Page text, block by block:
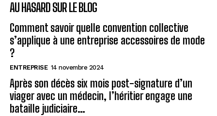
AU HASARD SUR LE BLOG
Comment savoir quelle convention collective
s’applique à une entreprise accessoires de mode
?
ENTREPRISE 14 novembre 2024
Après son décès six mois post-signature d’un
viager avec un médecin, l’héritier engage une
bataille judiciaire…